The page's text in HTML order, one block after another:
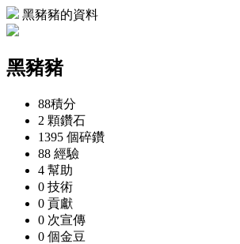
黑豬豬的資料
黑豬豬
88積分
2 顆鑽石
1395 個碎鑽
88 經驗
4 幫助
0 技術
0 貢獻
0 次宣傳
0 個金豆